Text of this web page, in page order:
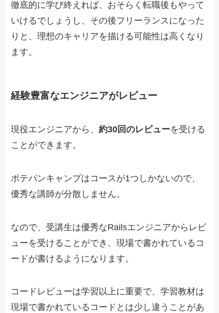
徹底的に学び終えれば、おそらく転職後もやって
いけるでしょうし、その後フリーランスになった
りと、理想のキャリアを描ける可能性は高くなり
ます。
経験豊富なエンジニアがレビュー
現役エンジニアから、約30回のレビューを受ける
ことができます。
ポテパンキャンプはコースが1つしかないので、
優秀な講師が分散しません。
なので、受講生は優秀なRailsエンジニアからレビ
ューを受けることができ、現場で書かれているコ
ードが書けるようになります。
コードレビューは学習以上に重要で、学習教材は
現場で書かれているコードとは少し違うことがあ